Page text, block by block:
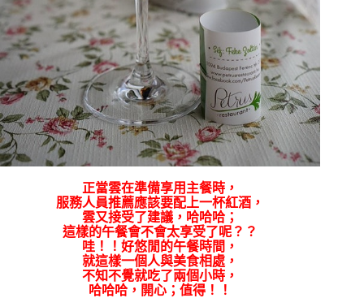
正當雲在準備享用主餐時，
服務人員推薦應該要配上一杯紅酒，
雲又接受了建議，哈哈哈；
這樣的午餐會不會太享受了呢？？
哇！！好悠閒的午餐時間，
就這樣一個人與美食相處，
不知不覺就吃了兩個小時，
哈哈哈，開心；值得！！